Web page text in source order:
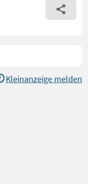
Kleinanzeige melden